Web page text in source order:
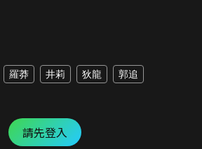
羅莽 井莉 狄龍 郭追
請先登入